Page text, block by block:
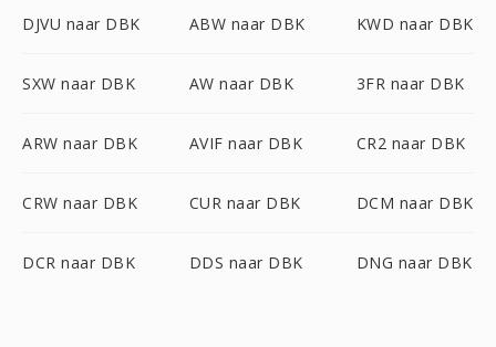
DJVU naar DBK ABW naar DBK KWD naar DBK
SXW naar DBK AW naar DBK 3FR naar DBK
ARW naar DBK AVIF naar DBK CR2 naar DBK
CRW naar DBK CUR naar DBK DCM naar DBK
DCR naar DBK DDS naar DBK DNG naar DBK